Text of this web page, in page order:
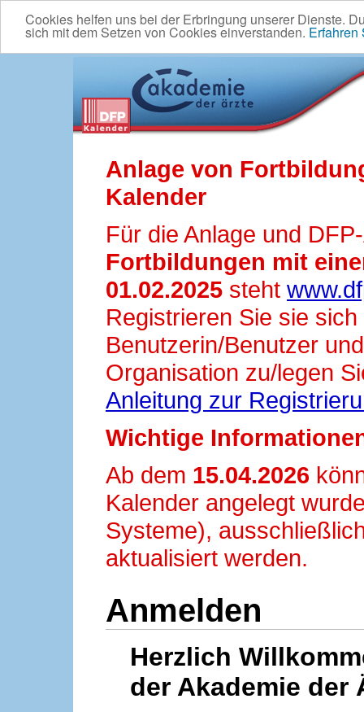
Cookies helfen uns bei der Erbringung unserer Dienste.
sich mit dem Setzen von Cookies einverstanden. Erfahren
Anlage von
Kalender
Für die Anlage und
Fortbildungen mit
01.02.2025 steht
Registrieren Sie sie
Benutzerin/Benutzer
Organisation zu/legen
Anleitung zur
Wichtige
Ab dem 15.04.2026
Kalender angelegt
Systeme),
aktualisiert werden.
Anmelden
Herzlich
der Akademie der